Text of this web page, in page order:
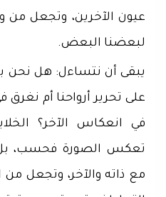
عيون الآخرين، وتجعل من
لبعضنا البعض.
يبقى أن نتساءل: هل نحن
على تحرير أرواحنا أم
في انعكاس الآخر؟
تعكس الصورة فحسب،
مع ذاته والآخر، وتجعل من